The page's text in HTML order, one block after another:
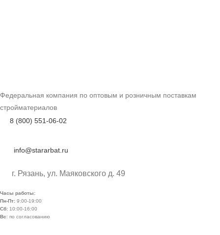
Федеральная компания по оптовым и розничным поставкам
стройматериалов
8 (800) 551-06-02
info@stararbat.ru
г. Рязань, ул. Маяковского д. 49
Часы работы:
Пн-Пт: 9:00-19:00
Сб: 10:00-16:00
Вс: по согласованию